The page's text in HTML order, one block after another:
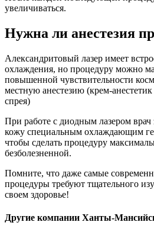
увеличиваться.
Нужна ли анестезия
Александритовый лазер имеет
охлаждения, но процедуру можно
повышенной чувствительности
местную анестезию (крем-
спрея)
При работе с диодным лазером
кожу специальным охлаждающим
чтобы сделать процедуру
безболезненной.
Помните, что даже самые
процедуры требуют тщательного
своем здоровье!
Другие компании Ханты-